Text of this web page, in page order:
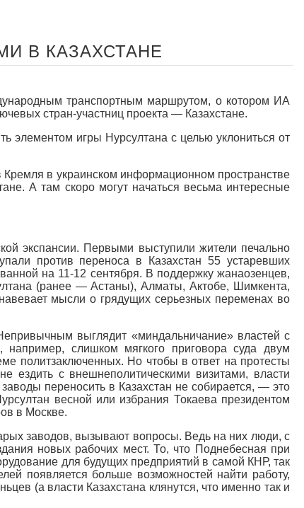
В КАЗАХСТАНЕ
транспортным маршрутом, о котором ИА
стран-участниц проекта — Казахстане.
элементом игры Нурсултана с целью уклониться от
в украинском информационном пространстве
А там скоро могут начаться весьма интересные
экспансии. Первыми выступили жители печально
против переноса в Казахстан 55 устаревших
на 11-12 сентября. В поддержку жанаозенцев,
(ранее — Астаны), Алматы, Актобе, Шимкента,
мысли о грядущих серьезных переменах во
выглядит «миндальничание» властей с
слишком мягкого приговора суда двум
политзаключенных. Но чтобы в ответ на протесты
ездить с внешнеполитическими визитами, власти
переносить в Казахстан не собирается, — это
весной или избрания Токаева президентом
в Москве.
заводов, вызывают вопросы. Ведь на них люди, с
новых рабочих мест. То, что Поднебесная при
для будущих предприятий в самой КНР, так
появляется больше возможностей найти работу,
(а власти Казахстана клянутся, что именно так и